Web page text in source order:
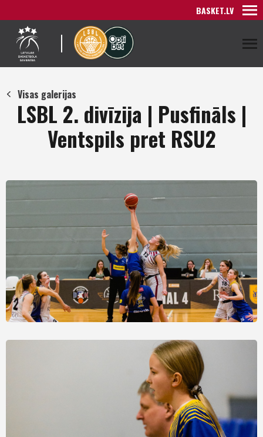
BASKET.LV
Visas galerijas
LSBL 2. divīzija | Pusfināls |
Ventspils pret RSU2